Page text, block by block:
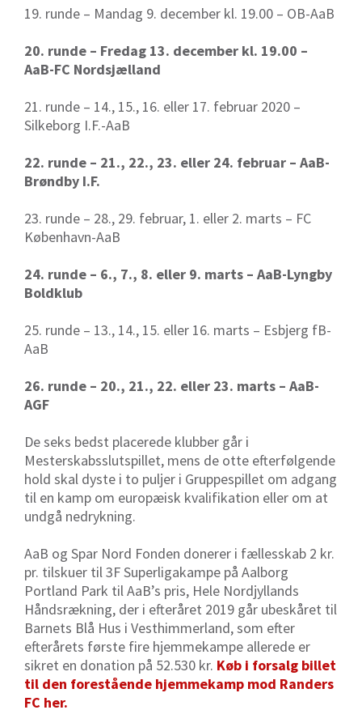
19. runde – Mandag 9. december kl. 19.00 – OB-AaB
20. runde – Fredag 13. december kl. 19.00 –
AaB-FC Nordsjælland
21. runde – 14., 15., 16. eller 17. februar 2020 –
Silkeborg I.F.-AaB
22. runde – 21., 22., 23. eller 24. februar – AaB-
Brøndby I.F.
23. runde – 28., 29. februar, 1. eller 2. marts – FC
København-AaB
24. runde – 6., 7., 8. eller 9. marts – AaB-Lyngby
Boldklub
25. runde – 13., 14., 15. eller 16. marts – Esbjerg fB-
AaB
26. runde – 20., 21., 22. eller 23. marts – AaB-
AGF
De seks bedst placerede klubber går i
Mesterskabsslutspillet, mens de otte efterfølgende
hold skal dyste i to puljer i Gruppespillet om adgang
til en kamp om europæisk kvalifikation eller om at
undgå nedrykning.
AaB og Spar Nord Fonden donerer i fællesskab 2 kr.
pr. tilskuer til 3F Superligakampe på Aalborg
Portland Park til AaB’s pris, Hele Nordjyllands
Håndsrækning, der i efteråret 2019 går ubeskåret til
Barnets Blå Hus i Vesthimmerland, som efter
efterårets første fire hjemmekampe allerede er
sikret en donation på 52.530 kr. Køb i forsalg billet
til den forestående hjemmekamp mod Randers
FC her.